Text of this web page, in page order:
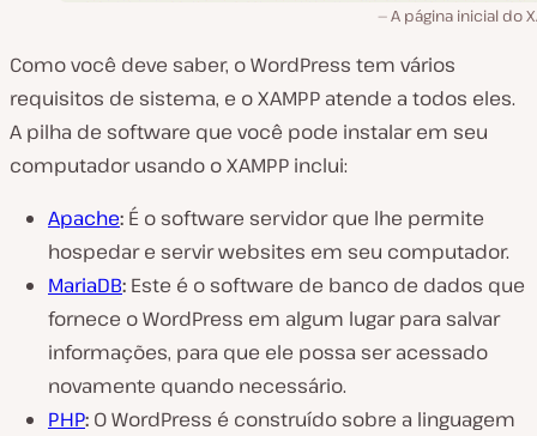
A página inicial do
Como você deve saber, o WordPress tem vários
requisitos de sistema, e o XAMPP atende a todos eles.
A pilha de software que você pode instalar em seu
computador usando o XAMPP inclui:
Apache: É o software servidor que lhe permite
hospedar e servir websites em seu computador.
MariaDB: Este é o software de banco de dados que
fornece o WordPress em algum lugar para salvar
informações, para que ele possa ser acessado
novamente quando necessário.
PHP: O WordPress é construído sobre a linguagem